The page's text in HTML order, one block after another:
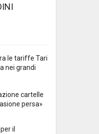
le tariffe Tari
nei grandi
cartelle
persa»
il